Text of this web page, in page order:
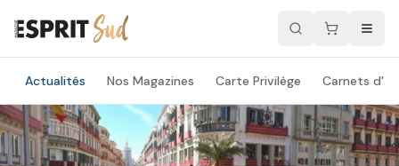
Actualités Nos Magazines Carte Privilège Carnets